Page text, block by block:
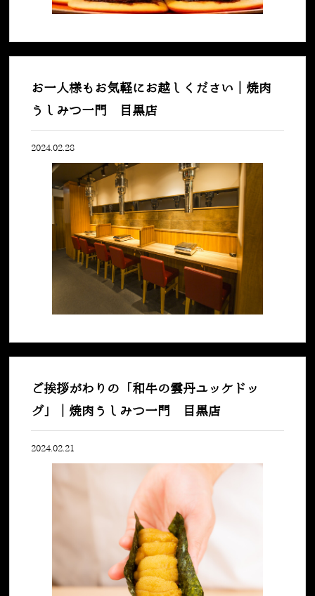
お一人様もお気軽にお越しください｜焼肉
うしみつ一門 目黒店
2024.02.28
ご挨拶がわりの「和牛の雲丹ユッケドッ
グ」｜焼肉うしみつ一門 目黒店
2024.02.21